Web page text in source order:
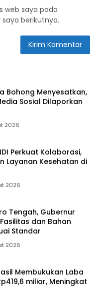
web saya pada
berikutnya.
Bohong Menyesatkan,
Sosial Dilaporkan
2026
Perkuat Kolaborasi,
Layanan Kesehatan di
2026
Tengah, Gubernur
dan Bahan
Standar
2026
Membukukan Laba
miliar, Meningkat